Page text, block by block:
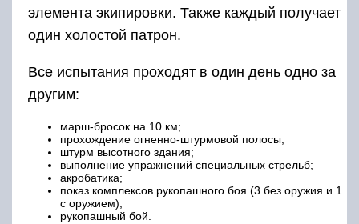
элемента экипировки. Также каждый получает
один холостой патрон.
Все испытания проходят в один день одно за
другим:
марш-бросок на 10 км;
прохождение огненно-штурмовой полосы;
штурм высотного здания;
выполнение упражнений специальных стрельб;
акробатика;
показ комплексов рукопашного боя (3 без оружия и 1
с оружием);
рукопашный бой.